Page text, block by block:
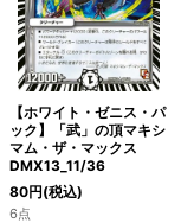
【ホワイト・ゼニス・パ
ック】「武」の頂マキシ
マム・ザ・マックス
DMX13_11/36
80円(税込)
6点